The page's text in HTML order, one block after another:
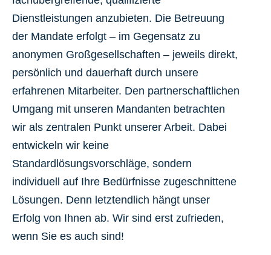
Dienstleistungen anzubieten. Die Betreuung
der Mandate erfolgt – im Gegensatz zu
anonymen Großgesellschaften – jeweils direkt,
persönlich und dauerhaft durch unsere
erfahrenen Mitarbeiter. Den partnerschaftlichen
Umgang mit unseren Mandanten betrachten
wir als zentralen Punkt unserer Arbeit. Dabei
entwickeln wir keine
Standardlösungsvorschläge, sondern
individuell auf Ihre Bedürfnisse zugeschnittene
Lösungen. Denn letztendlich hängt unser
Erfolg von Ihnen ab. Wir sind erst zufrieden,
wenn Sie es auch sind!